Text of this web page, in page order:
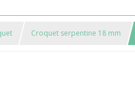
Croquet serpentine 18 mm